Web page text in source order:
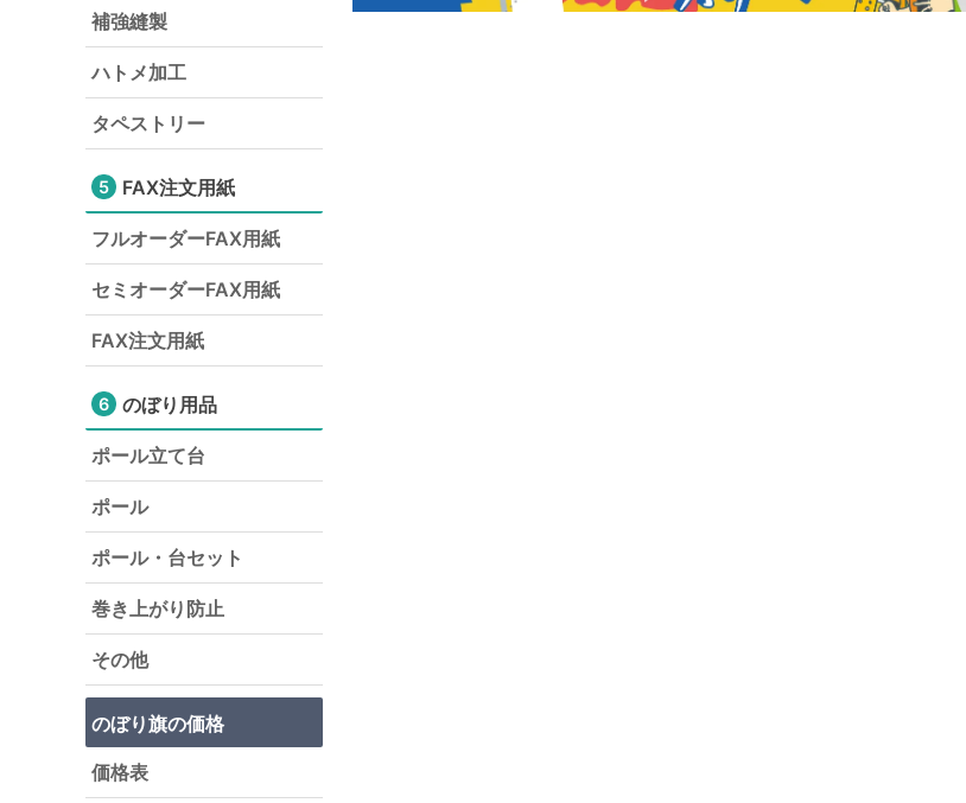
補強縫製
ハトメ加工
タペストリー
5 FAX注文用紙
フルオーダーFAX用紙
セミオーダーFAX用紙
FAX注文用紙
6 のぼり用品
ポール立て台
ポール
ポール・台セット
巻き上がり防止
その他
のぼり旗の価格
価格表